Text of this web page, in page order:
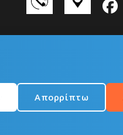
Απορρίπτω